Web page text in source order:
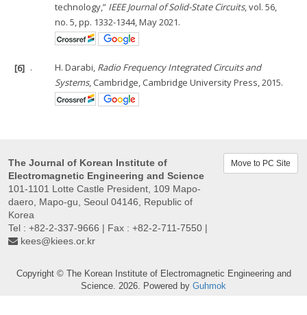
technology,” IEEE Journal of Solid-State Circuits, vol. 56,
no. 5, pp. 1332-1344, May 2021.
[6] . H. Darabi, Radio Frequency Integrated Circuits and
Systems, Cambridge, Cambridge University Press, 2015.
The Journal of Korean Institute of
Electromagnetic Engineering and Science
101-1101 Lotte Castle President, 109 Mapo-
daero, Mapo-gu, Seoul 04146, Republic of
Korea
Tel : +82-2-337-9666 | Fax : +82-2-711-7550 |
kees@kiees.or.kr
Move to PC Site
Copyright © The Korean Institute of Electromagnetic Engineering and
Science. 2026. Powered by Guhmok